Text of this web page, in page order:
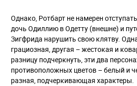
Однако, Ротбарт не намерен
дочь Одиллию в Одетту (внешне) и
Зигфрида нарушить свою клятву.
грациозная, другая – жестокая и
разницу подчеркнуть, эти два
противоположных цветов – белый и
разная, подчеркивающая характеры.